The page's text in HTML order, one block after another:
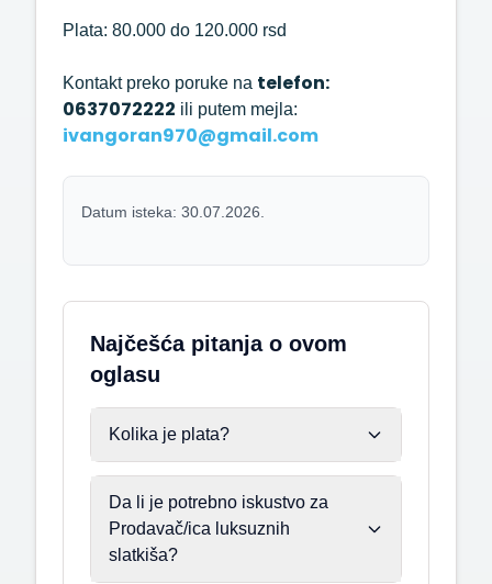
Plata: 80.000 do 120.000 rsd
Kontakt preko poruke na telefon:
0637072222 ili putem mejla:
ivangoran970@gmail.com
Datum isteka: 30.07.2026.
Najčešća pitanja o ovom
oglasu
Kolika je plata?
Da li je potrebno iskustvo za
Prodavač/ica luksuznih
slatkiša?